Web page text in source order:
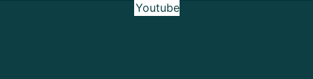
Youtube